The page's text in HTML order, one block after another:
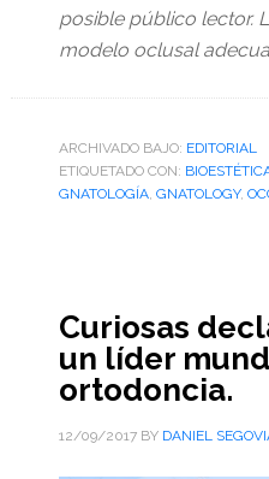
posible público lector.
modelo oclusal
ARCHIVADO BAJO: EDITORIAL
ETIQUETADO CON:
GNATOLOGÍA, GNATOLOGY,
Curiosas
un líder
ortodoncia.
12/09/2017BY DANIEL